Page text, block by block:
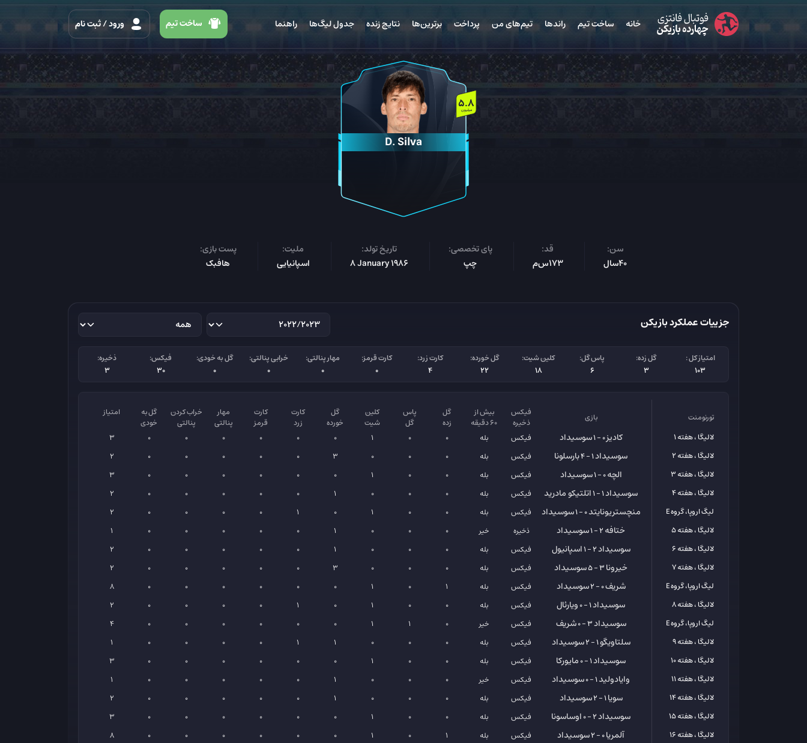
خانه ساخت تیم راندها تیم‌های من پرداخت برترین‌ها نتایج زنده جدول لیگ‌ها راهنما ساخت تیم ورود/ ثبت نام
D. Silva
5.8
میلیون
سن:
40سال
قد:
173س‌م
پای تخصصی:
چپ
تاریخ تولد:
8 January 1986
ملیت:
اسپانیایی
پست بازی:
هافبک
جزییات عملکرد بازیکن
امتیاز کل :
103
گل زده:
3
پاس گل:
6
کلین شیت:
18
گل خورده:
22
کارت زرد:
4
کارت قرمز:
0
مهار پنالتی:
0
خرابی پنالتی:
0
گل به خودی:
0
فیکس:
30
ذخیره:
3
تورنومنت بازی
فیکس
ذخیره
بیش از
۶۰ دقیقه
گل
زده
پاس
گل
کلین
شیت
گل
خورده
کارت
زرد
کارت
قرمز
مهار
پنالتی
خراب کردن
پنالتی
گل به
خودی
امتیاز
لالیگا ، هفته 1
کادیز0 - 1 سوسیداد فیکس بله 0
0
1
0
0
0
0
0
0
3
لالیگا ، هفته 2
سوسیداد1 - 4 بارسلونا فیکس بله 0
0
0
3
0
0
0
0
0
2
لالیگا ، هفته 3
الچه0 - 1 سوسیداد فیکس بله 0
0
1
0
0
0
0
0
0
3
لالیگا ، هفته 4
سوسیداد1 - 1 اتلتیکو مادرید فیکس بله 0
0
0
1
0
0
0
0
0
2
لیگ اروپا، گروه E
منچستریونایتد0 - 1 سوسیداد فیکس بله 0
0
1
0
1
0
0
0
0
2
لالیگا ، هفته 5
ختافه2 - 1 سوسیداد ذخیره خیر 0
0
0
1
0
0
0
0
0
1
لالیگا ، هفته 6
سوسیداد2 - 1 اسپانیول فیکس بله 0
0
0
1
0
0
0
0
0
2
لالیگا ، هفته 7
خیرونا3 - 5 سوسیداد فیکس بله 0
0
0
3
0
0
0
0
0
2
لیگ اروپا، گروه E
شریف0 - 2 سوسیداد فیکس بله 1
0
1
0
0
0
0
0
0
8
لالیگا ، هفته 8
سوسیداد1 - 0 ویارئال فیکس بله 0
0
1
0
1
0
0
0
0
2
لیگ اروپا، گروه E
سوسیداد3 - 0 شریف فیکس خیر 0
1
1
0
0
0
0
0
0
4
لالیگا ، هفته 9
سلتاویگو1 - 2 سوسیداد فیکس بله 0
0
0
1
1
0
0
0
0
1
لالیگا ، هفته 10
سوسیداد1 - 0 مایورکا فیکس بله 0
0
1
0
0
0
0
0
0
3
لالیگا ، هفته 11
وایادولید1 - 0 سوسیداد فیکس خیر 0
0
0
1
0
0
0
0
0
1
لالیگا ، هفته 14
سویا1 - 2 سوسیداد فیکس بله 0
0
0
1
0
0
0
0
0
2
لالیگا ، هفته 15
سوسیداد2 - 0 اوساسونا فیکس بله 0
0
1
0
0
0
0
0
0
3
لالیگا ، هفته 16
آلمریا0 - 2 سوسیداد فیکس بله 1
0
1
0
0
0
0
0
0
8